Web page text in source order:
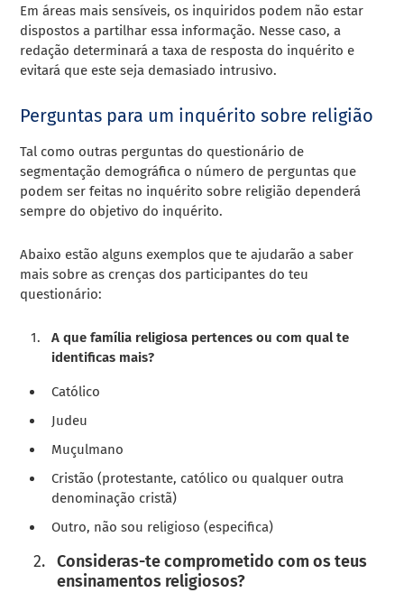
Em áreas mais sensíveis, os inquiridos podem não estar
dispostos a partilhar essa informação. Nesse caso, a
redação determinará a taxa de resposta do inquérito e
evitará que este seja demasiado intrusivo.
Perguntas para um inquérito sobre religião
Tal como outras perguntas do questionário de
segmentação demográfica o número de perguntas que
podem ser feitas no inquérito sobre religião dependerá
sempre do objetivo do inquérito.
Abaixo estão alguns exemplos que te ajudarão a saber
mais sobre as crenças dos participantes do teu
questionário:
A que família religiosa pertences ou com qual te
identificas mais?
Católico
Judeu
Muçulmano
Cristão (protestante, católico ou qualquer outra
denominação cristã)
Outro, não sou religioso (especifica)
Consideras-te comprometido com os teus
ensinamentos religiosos?